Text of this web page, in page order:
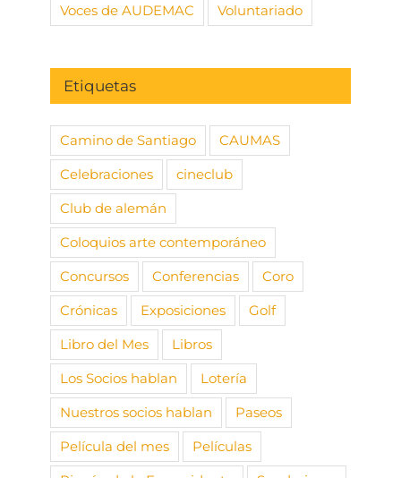
Voces de AUDEMAC
Voluntariado
Etiquetas
Camino de Santiago
CAUMAS
Celebraciones
cineclub
Club de alemán
Coloquios arte contemporáneo
Concursos
Conferencias
Coro
Crónicas
Exposiciones
Golf
Libro del Mes
Libros
Los Socios hablan
Lotería
Nuestros socios hablan
Paseos
Película del mes
Películas